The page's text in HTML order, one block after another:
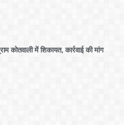
कोतवाली में शिकायत, कार्रवाई की मांग